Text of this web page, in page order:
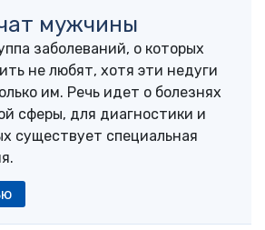
мужчины
заболеваний, о которых
не любят, хотя эти недуги
им. Речь идет о болезнях
сферы, для диагностики и
существует специальная